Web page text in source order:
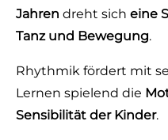
Jahren dreht sich eine
Tanz und Bewegung.
Rhythmik fördert mit
Lernen spielend die
Sensibilität der Kinder.